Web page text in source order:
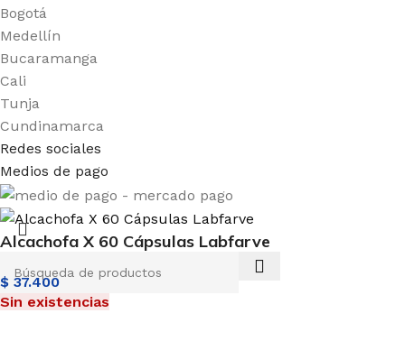
Bogotá
Medellín
Bucaramanga
Cali
Tunja
Cundinamarca
Redes sociales
Medios de pago
Alcachofa X 60 Cápsulas Labfarve
$ 37.400
Sin existencias